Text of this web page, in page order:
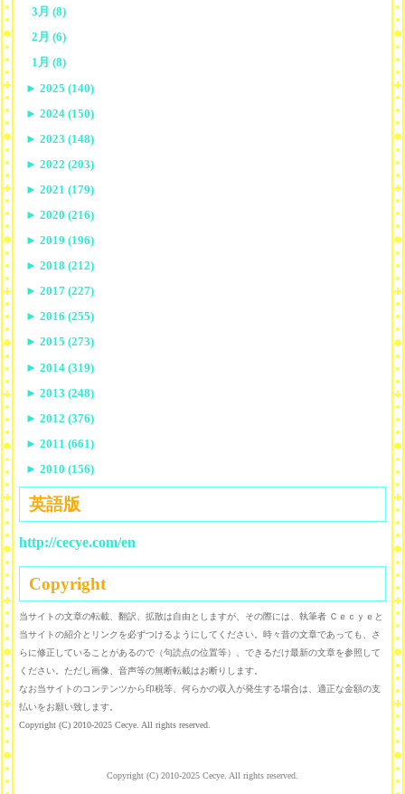
3月 (8)
2月 (6)
1月 (8)
► 2025 (140)
► 2024 (150)
► 2023 (148)
► 2022 (203)
► 2021 (179)
► 2020 (216)
► 2019 (196)
► 2018 (212)
► 2017 (227)
► 2016 (255)
► 2015 (273)
► 2014 (319)
► 2013 (248)
► 2012 (376)
► 2011 (661)
► 2010 (156)
英語版
http://cecye.com/en
Copyright
当サイトの文章の転載、翻訳、拡散は自由としますが、その際には、執筆者 Ｃｅｃｙｅと
当サイトの紹介とリンクを必ずつけるようにしてください。時々昔の文章であっても、さ
らに修正していることがあるので（句読点の位置等）、できるだけ最新の文章を参照して
ください。ただし画像、音声等の無断転載はお断りします。
なお当サイトのコンテンツから印税等、何らかの収入が発生する場合は、適正な金額の支
払いをお願い致します。
Copyright (C) 2010-2025 Cecye. All rights reserved.
Copyright (C) 2010-2025 Cecye. All rights reserved.